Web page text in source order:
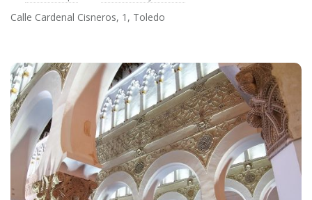
Calle Cardenal Cisneros, 1, Toledo